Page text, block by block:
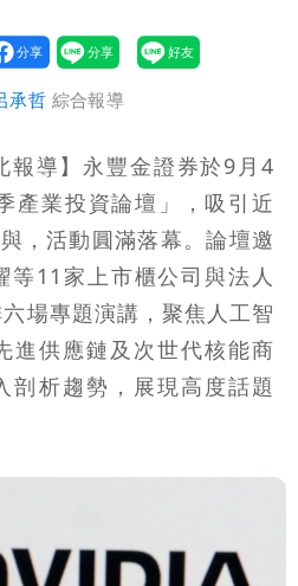
承哲 綜合報導
報導】永豐金證券於9月4
產業投資論壇」，吸引近
，活動圓滿落幕。論壇邀
等11家上市櫃公司與法人
場專題演講，聚焦人工智
進供應鏈及次世代核能商
剖析趨勢，展現高度話題